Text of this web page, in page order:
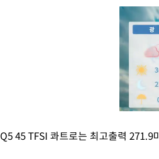
Q5 45 TFSI 콰트로는 최고출력